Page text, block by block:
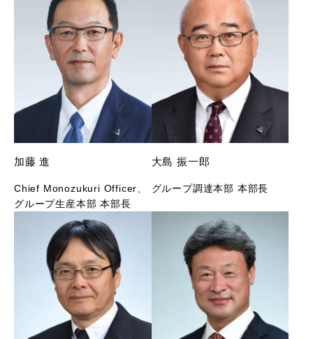
加藤 進
Chief Monozukuri Officer、
グループ生産本部 本部長
大島 振一郎
グループ調達本部 本部長